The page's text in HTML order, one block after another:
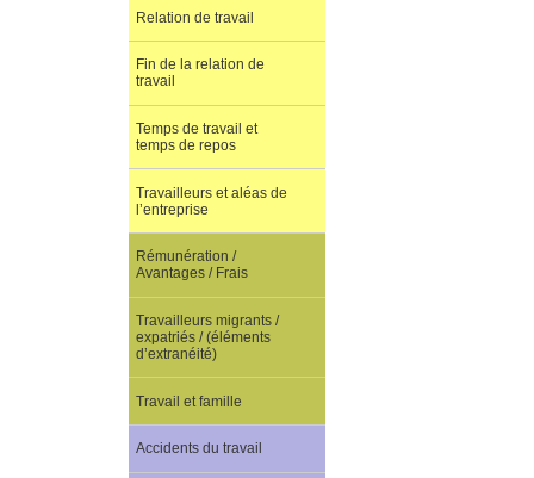
Relation de travail
Fin de la relation de
travail
Temps de travail et
temps de repos
Travailleurs et aléas de
l’entreprise
Rémunération /
Avantages / Frais
Travailleurs migrants /
expatriés / (éléments
d’extranéité)
Travail et famille
Accidents du travail